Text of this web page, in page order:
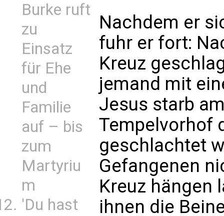
Burke ruft
zu
Einsatz
für Ehe
und
Familie
auf – bis
zum
Martyriu
m
'Du hast
Nachdem er
fuhr er fort:
Kreuz
jemand mit
Jesus starb
Tempelvorhof
geschlachtet
Gefangenen
Kreuz hängen
ihnen die